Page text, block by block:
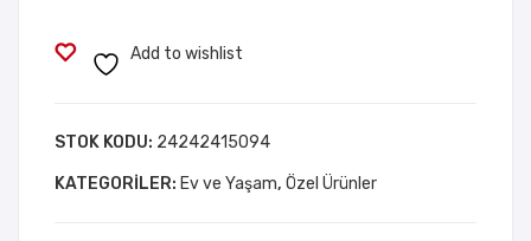
10
Add to wishlist
STOK KODU: 24242415094
KATEGORILER: Ev ve Yaşam, Özel Ürünler